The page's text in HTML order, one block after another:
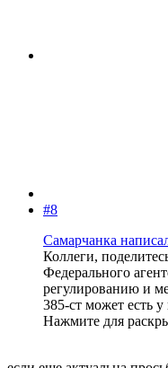
#8
Самарчанка
Коллеги,
Федерального
регулированию и
385-ст может есть у
Нажмите для